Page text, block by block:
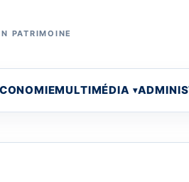
PATRIMOINE
MULTIMÉDIA